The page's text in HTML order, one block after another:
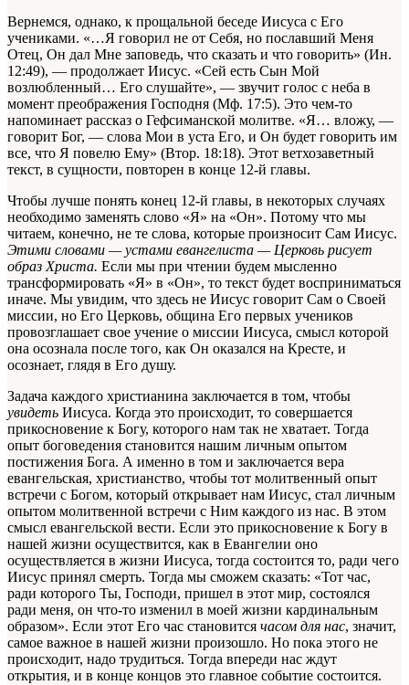
Вернемся, однако, к прощальной беседе Иисуса с Его
учениками. «…Я говорил не от Себя, но пославший Меня
Отец, Он дал Мне заповедь, что сказать и что говорить» (Ин.
12:49), — продолжает Иисус. «Сей есть Сын Мой
возлюбленный… Его слушайте», — звучит голос с неба в
момент преображения Господня (Мф. 17:5). Это чем-то
напоминает рассказ о Гефсиманской молитве. «Я… вложу, —
говорит Бог, — слова Мои в уста Его, и Он будет говорить им
все, что Я повелю Ему» (Втор. 18:18). Этот ветхозаветный
текст, в сущности, повторен в конце 12-й главы.
Чтобы лучше понять конец 12-й главы, в некоторых случаях
необходимо заменять слово «Я» на «Он». Потому что мы
читаем, конечно, не те слова, которые произносит Сам Иисус.
Этими словами — устами евангелиста — Церковь рисует
образ Христа. Если мы при чтении будем мысленно
трансформировать «Я» в «Он», то текст будет восприниматься
иначе. Мы увидим, что здесь не Иисус говорит Сам о Своей
миссии, но Его Церковь, община Его первых учеников
провозглашает свое учение о миссии Иисуса, смысл которой
она осознала после того, как Он оказался на Кресте, и
осознает, глядя в Его душу.
Задача каждого христианина заключается в том, чтобы
увидеть Иисуса. Когда это происходит, то совершается
прикосновение к Богу, которого нам так не хватает. Тогда
опыт боговедения становится нашим личным опытом
постижения Бога. А именно в том и заключается вера
евангельская, христианство, чтобы тот молитвенный опыт
встречи с Богом, который открывает нам Иисус, стал личным
опытом молитвенной встречи с Ним каждого из нас. В этом
смысл евангельской вести. Если это прикосновение к Богу в
нашей жизни осуществится, как в Евангелии оно
осуществляется в жизни Иисуса, тогда состоится то, ради чего
Иисус принял смерть. Тогда мы сможем сказать: «Тот час,
ради которого Ты, Господи, пришел в этот мир, состоялся
ради меня, он что-то изменил в моей жизни кардинальным
образом». Если этот Его час становится часом для нас, значит,
самое важное в нашей жизни произошло. Но пока этого не
происходит, надо трудиться. Тогда впереди нас ждут
открытия, и в конце концов это главное событие состоится.